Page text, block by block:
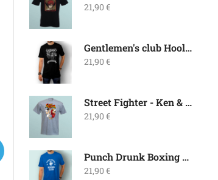
21,90 €
Gentlemen's club Hooligan Style
21,90 €
Street Fighter - Ken & Ryu
21,90 €
Punch Drunk Boxing Club
21,90 €